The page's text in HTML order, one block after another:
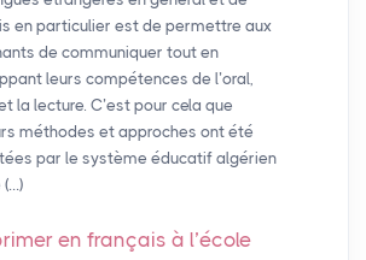
en particulier est de permettre aux
de communiquer tout en
leurs compétences de l’oral,
la lecture. C’est pour cela que
méthodes et approches ont été
par le système éducatif algérien
(…)
en français à l’école